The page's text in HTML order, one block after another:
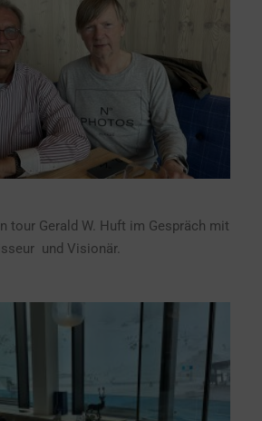
tour Gerald W. Huft im Gespräch mit
und Visionär.